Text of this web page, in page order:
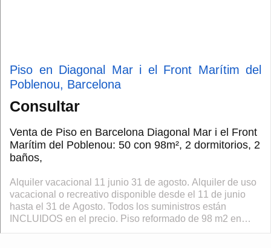
Piso en Diagonal Mar i el Front Marítim del
Poblenou, Barcelona
Consultar
Venta de Piso en Barcelona Diagonal Mar i el Front
Marítim del Poblenou: 50 con 98m², 2 dormitorios, 2
baños,
Alquiler vacacional 11 junio 31 de agosto. Alquiler de uso
vacacional o recreativo disponible desde el 11 de junio
hasta el 31 de Agosto. Todos los suministros están
INCLUIDOS en el precio. Piso reformado de 98 m2 en
Diagonal Mar i El Front Marítim...